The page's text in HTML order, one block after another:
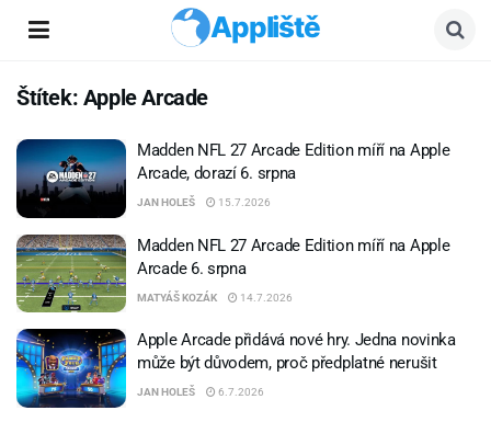
Appliště
Štítek: Apple Arcade
Madden NFL 27 Arcade Edition míří na Apple
Arcade, dorazí 6. srpna
JAN HOLEŠ 15.7.2026
Madden NFL 27 Arcade Edition míří na Apple
Arcade 6. srpna
MATYÁŠ KOZÁK 14.7.2026
Apple Arcade přidává nové hry. Jedna novinka
může být důvodem, proč předplatné nerušit
JAN HOLEŠ 6.7.2026